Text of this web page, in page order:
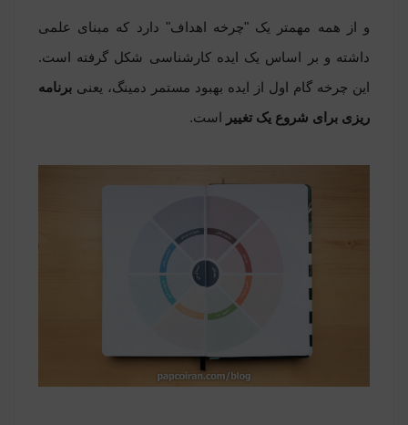
و از همه مهمتر یک "چرخه اهداف" دارد که مبنای علمی
داشته و بر اساس یک ایده کارشناسی شکل گرفته است.
این چرخه گام اول از ایده بهبود مستمر دمینگ، یعنی برنامه
ریزی برای شروع یک تغییر است.